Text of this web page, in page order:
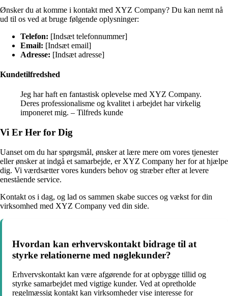
Ønsker du at komme i kontakt med XYZ Company? Du kan nemt nå
ud til os ved at bruge følgende oplysninger:
Telefon: [Indsæt telefonnummer]
Email: [Indsæt email]
Adresse: [Indsæt adresse]
Kundetilfredshed
Jeg har haft en fantastisk oplevelse med XYZ Company.
Deres professionalisme og kvalitet i arbejdet har virkelig
imponeret mig. – Tilfreds kunde
Vi Er Her for Dig
Uanset om du har spørgsmål, ønsker at lære mere om vores tjenester
eller ønsker at indgå et samarbejde, er XYZ Company her for at hjælpe
dig. Vi værdsætter vores kunders behov og stræber efter at levere
enestående service.
Kontakt os i dag, og lad os sammen skabe succes og vækst for din
virksomhed med XYZ Company ved din side.
Hvordan kan erhvervskontakt bidrage til at
styrke relationerne med nøglekunder?
Erhvervskontakt kan være afgørende for at opbygge tillid og
styrke samarbejdet med vigtige kunder. Ved at opretholde
regelmæssig kontakt kan virksomheder vise interesse for